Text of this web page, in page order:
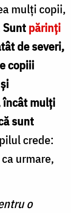
mulţi copii,
Suntpărinţi
de severi,
copiii
încât mulţi
sunt
crede:
urmare,
o